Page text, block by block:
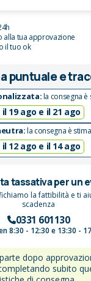
alla tua approvazione
il tuo ok
puntuale e
la consegna è
19 ago e il 21 ago
la consegna è
12 ago e il 14 ago
tassativa per un
la fattibilità e ti
scadenza
0331 601130
8:30 - 12:30 e 13:30 -
dopo
subito